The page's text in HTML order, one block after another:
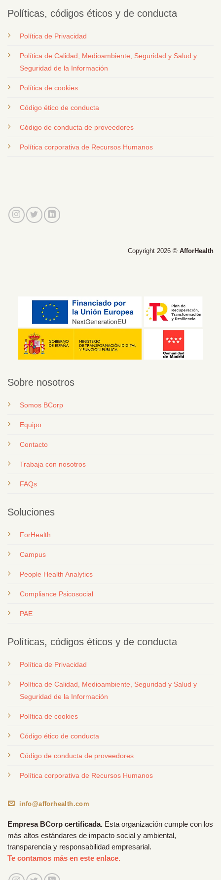
Políticas, códigos éticos y de conducta
Política de Privacidad
Política de Calidad, Medioambiente, Seguridad y Salud y
Seguridad de la Información
Política de cookies
Código ético de conducta
Código de conducta de proveedores
Política corporativa de Recursos Humanos
Copyright 2026 © AfforHealth
Sobre nosotros
Somos BCorp
Equipo
Contacto
Trabaja con nosotros
FAQs
Soluciones
ForHealth
Campus
People Health Analytics
Compliance Psicosocial
PAE
Políticas, códigos éticos y de conducta
Política de Privacidad
Política de Calidad, Medioambiente, Seguridad y Salud y
Seguridad de la Información
Política de cookies
Código ético de conducta
Código de conducta de proveedores
Política corporativa de Recursos Humanos
info@afforhealth.com
Empresa BCorp certificada. Esta organización cumple con los
más altos estándares de impacto social y ambiental,
transparencia y responsabilidad empresarial.
Te contamos más en este enlace.